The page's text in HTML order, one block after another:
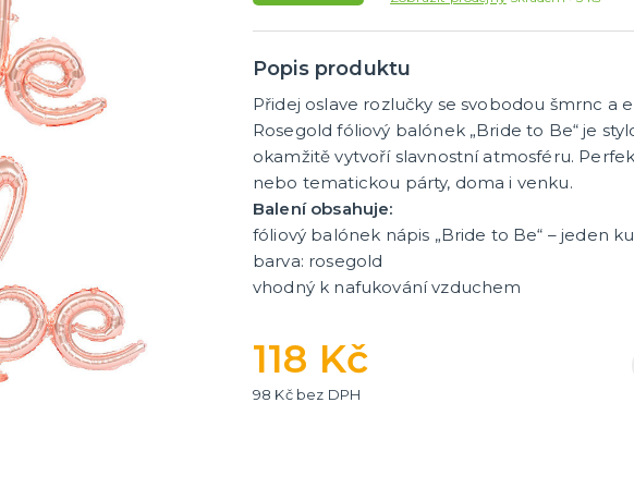
dekorace na stůl
a mašle
balónky a hélium další kategorie
Popis produktu
Přidej oslave rozlučky se svobodou šmrnc a
Rosegold fóliový balónek „Bride to Be“ je
okamžitě vytvoří slavnostní atmosféru.
nebo tematickou párty, doma i venku.
Balení obsahuje:
fóliový balónek nápis „Bride to Be“ – jeden
barva: rosegold
vhodný k nafukování vzduchem
118 Kč
98 Kč bez DPH